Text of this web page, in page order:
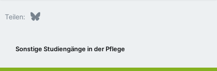
Teilen: Bluesky
Sonstige Studiengänge in der Pflege